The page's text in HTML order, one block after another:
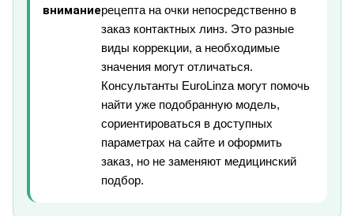
вниманиерецепта на очки непосредственно в
заказ контактных линз. Это разные
виды коррекции, а необходимые
значения могут отличаться.
Консультанты EuroLinza могут помочь
найти уже подобранную модель,
сориентироваться в доступных
параметрах на сайте и оформить
заказ, но не заменяют медицинский
подбор.